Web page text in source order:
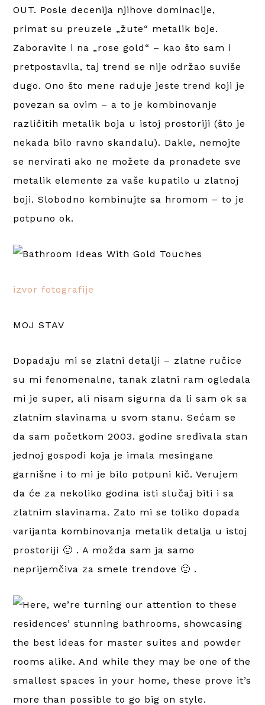
OUT. Posle decenija njihove dominacije,
primat su preuzele „žute“ metalik boje.
Zaboravite i na „rose gold“ – kao što sam i
pretpostavila, taj trend se nije održao suviše
dugo. Ono što mene raduje jeste trend koji je
povezan sa ovim – a to je kombinovanje
različitih metalik boja u istoj prostoriji (što je
nekada bilo ravno skandalu). Dakle, nemojte
se nervirati ako ne možete da pronađete sve
metalik elemente za vaše kupatilo u zlatnoj
boji. Slobodno kombinujte sa hromom – to je
potpuno ok.
izvor fotografije
MOJ STAV
Dopadaju mi se zlatni detalji – zlatne ručice
su mi fenomenalne, tanak zlatni ram ogledala
mi je super, ali nisam sigurna da li sam ok sa
zlatnim slavinama u svom stanu. Sećam se
da sam početkom 2003. godine sređivala stan
jednoj gospođi koja je imala mesingane
garnišne i to mi je bilo potpuni kič. Verujem
da će za nekoliko godina isti slučaj biti i sa
zlatnim slavinama. Zato mi se toliko dopada
varijanta kombinovanja metalik detalja u istoj
prostoriji 🙂 . A možda sam ja samo
neprijemčiva za smele trendove 🙂 .